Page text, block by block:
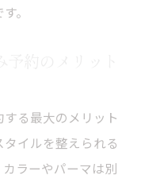
。
る最大のメリット
イルを整えられる
ラーやパーマは別